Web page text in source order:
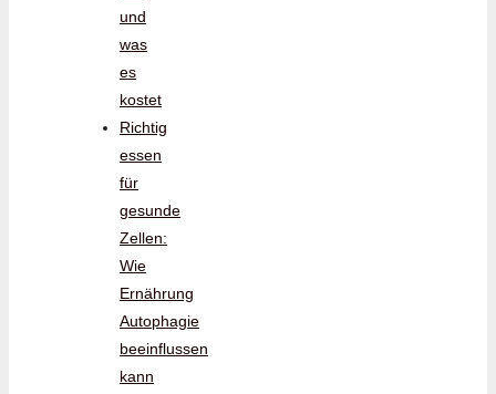
und
was
es
kostet
Richtig
essen
für
gesunde
Zellen:
Wie
Ernährung
Autophagie
beeinflussen
kann